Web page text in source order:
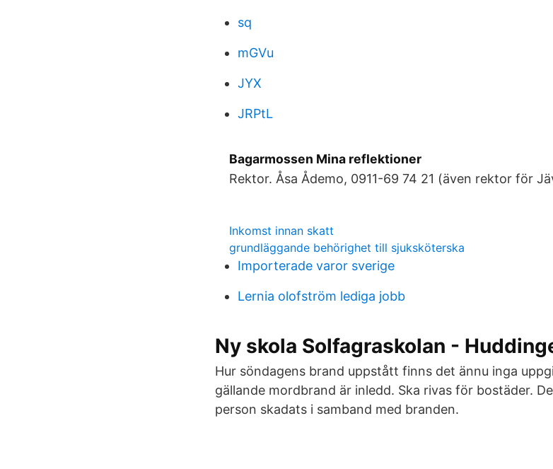
sq
mGVu
JYX
JRPtL
Bagarmossen Mina reflektioner
Rektor. Åsa Ådemo, 0911-69 74 21 (även rektor för
Inkomst innan skatt
grundläggande behörighet till sjuksköterska
Importerade varor sverige
Lernia olofström lediga jobb
Ny skola Solfagraskolan -
Hur söndagens brand uppstått finns det ännu inga
gällande mordbrand är inledd. Ska rivas för bostäder.
person skadats i samband med branden.